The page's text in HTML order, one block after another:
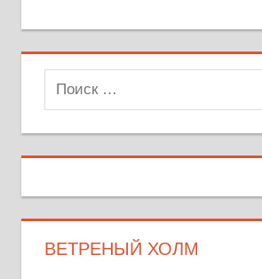
Поиск
для:
ВЕТРЕНЫЙ ХОЛМ